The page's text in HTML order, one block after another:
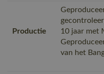
Productie
10 jaar met
van het